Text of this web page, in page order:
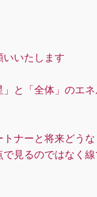
いたします
と「全体」のエ
ナーと将来どう
見るのではなく